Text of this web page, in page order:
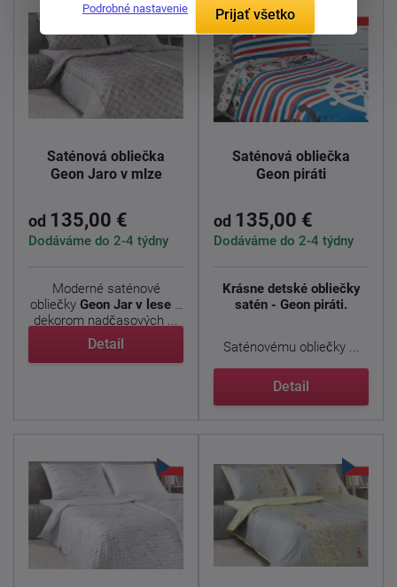
Saténová obliečka
Geon Jaro v mlze
od 135,00 €
Dodáváme do 2-4 týdny
Moderné saténové
obliečky Geon Jar v lese s
dekorom nadčasových ...
Detail
Saténová obliečka
Geon piráti
od 135,00 €
Dodáváme do 2-4 týdny
Krásne detské obliečky
satén - Geon piráti.
Saténovému obliečky ...
Detail
Podrobné nastavenie Prijať všetko